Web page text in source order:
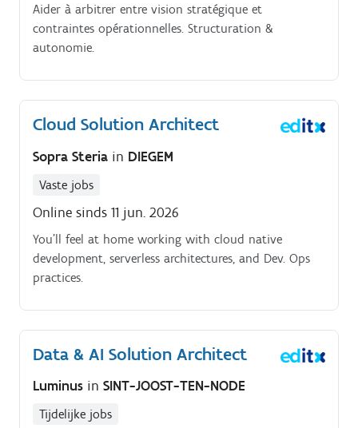
Aider à arbitrer entre vision stratégique et
contraintes opérationnelles. Structuration &
autonomie.
Cloud Solution Architect
Sopra Steria in DIEGEM
Vaste jobs
Online sinds 11 jun. 2026
You’ll feel at home working with cloud native
development, serverless architectures, and Dev. Ops
practices.
Data & AI Solution Architect
Luminus in SINT-JOOST-TEN-NODE
Tijdelijke jobs